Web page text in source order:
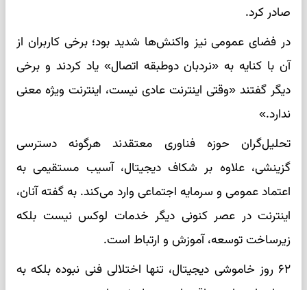
صادر کرد.
در فضای عمومی نیز واکنش‌ها شدید بود؛ برخی کاربران از
آن با کنایه به «نردبان دوطبقه اتصال» یاد کردند و برخی
دیگر گفتند «وقتی اینترنت عادی نیست، اینترنت ویژه معنی
ندارد.»
تحلیل‌گران حوزه فناوری معتقدند هرگونه دسترسی
گزینشی، علاوه بر شکاف دیجیتال، آسیب مستقیمی به
اعتماد عمومی و سرمایه اجتماعی وارد می‌کند. به گفته آنان،
اینترنت در عصر کنونی دیگر خدمات لوکس نیست بلکه
زیرساخت توسعه، آموزش و ارتباط است.
۶۲ روز خاموشی دیجیتال، تنها اختلالی فنی نبوده بلکه به